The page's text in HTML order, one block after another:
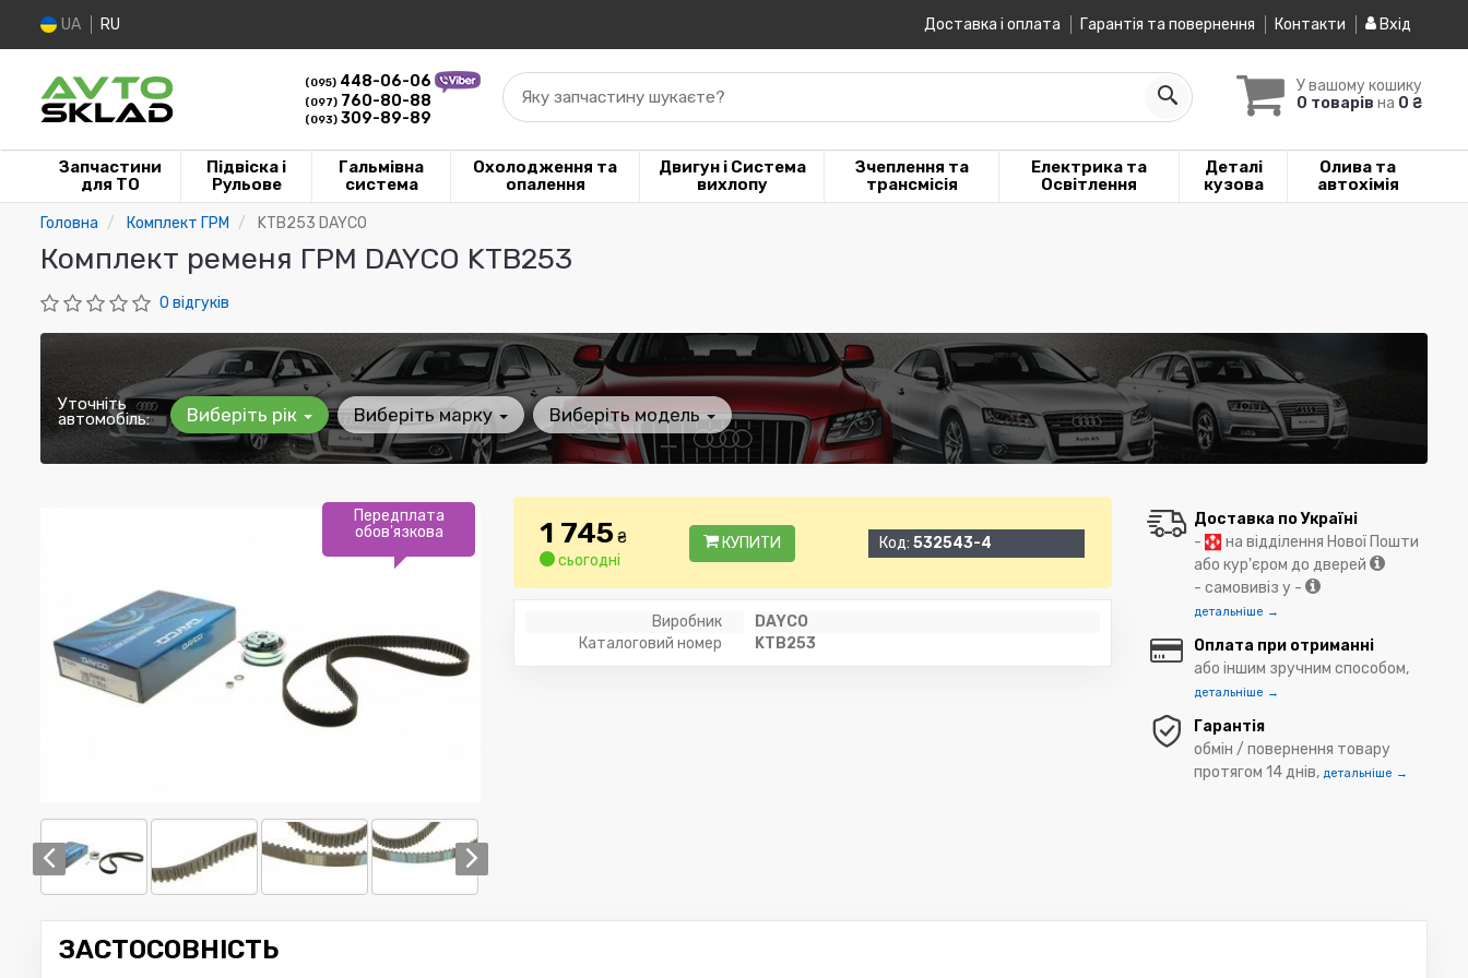
UA RU Доставка і оплата Гарантія та повернення Контакти Вхід
(095) 448-06-06
(097) 760-80-88
(093) 309-89-89
У вашому кошику
0 товарів на 0 ₴
Яку запчастину шукаєте?
Запчастини
для ТО
Підвіска і
Рульове
Гальмівна
система
Охолодження та
опалення
Двигун і Система
вихлопу
Зчеплення та
трансмісія
Електрика та
Освітлення
Деталі
кузова
Олива та
автохімія
Головна Комплект ГРМ KTB253 DAYCO
Комплект ременя ГРМ DAYCO KTB253
0 відгуків
Уточніть
автомобіль: Виберіть рік Виберіть марку Виберіть модель
Передплата
обов'язкова
1 745₴
сьогодні
КУПИТИ Код:532543-4
Виробник
DAYCO
Каталоговий номер
KTB253
Доставка по Україні
-
на відділення Нової Пошти
або кур'єром до дверей
- самовивіз у -
детальніше →
Оплата при отриманні
або іншим зручним способом,
детальніше →
Гарантія
обмін / повернення товару
протягом 14 днів, детальніше →
ЗАСТОСОВНІСТЬ